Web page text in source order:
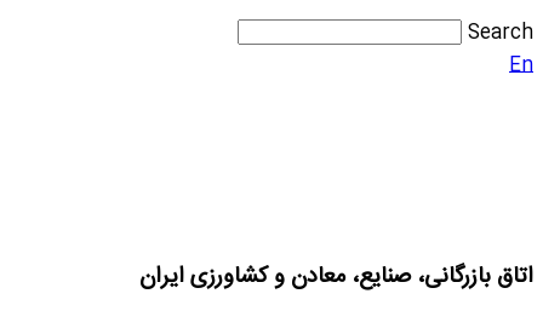
Search
En
اتاق بازرگانی، صنایع، معادن و کشاورزی ایران